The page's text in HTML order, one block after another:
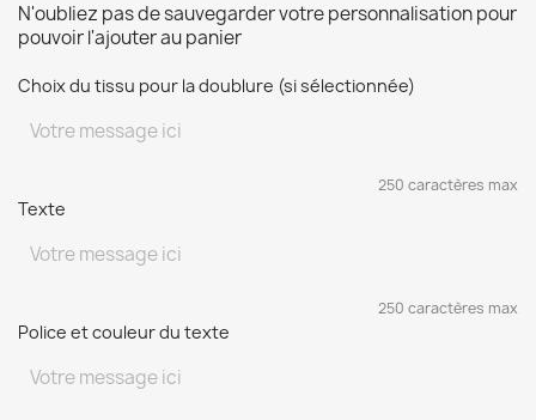
N'oubliez pas de sauvegarder votre personnalisation pour
pouvoir l'ajouter au panier
Choix du tissu pour la doublure (si sélectionnée)
250 caractères max
Texte
250 caractères max
Police et couleur du texte